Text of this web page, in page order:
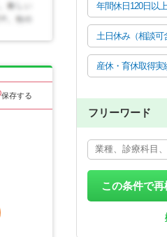
保存する
年間休日120日以上
土日休み（相談可
産休・育休取得実
フリーワード
この条件で再